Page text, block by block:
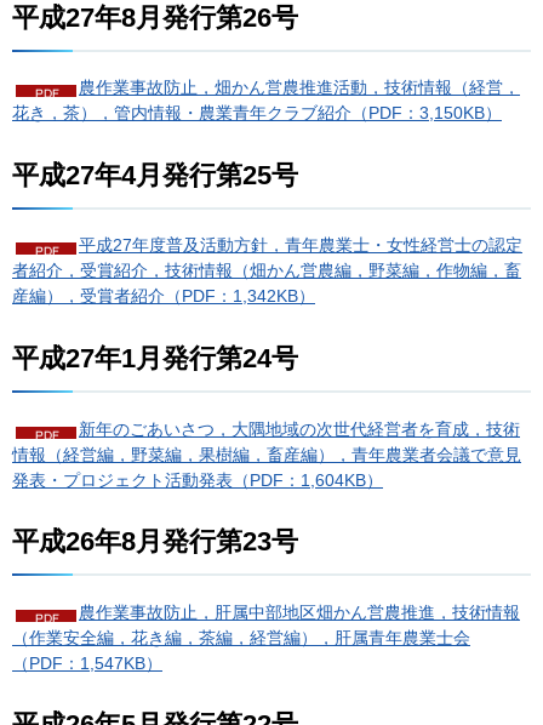
平成27年8月発行第26号
農作業事故防止，畑かん営農推進活動，技術情報（経営，
花き，茶），管内情報・農業青年クラブ紹介（PDF：3,150KB）
平成27年4月発行第25号
平成27年度普及活動方針，青年農業士・女性経営士の認定
者紹介，受賞紹介，技術情報（畑かん営農編，野菜編，作物編，畜
産編），受賞者紹介（PDF：1,342KB）
平成27年1月発行第24号
新年のごあいさつ，大隅地域の次世代経営者を育成，技術
情報（経営編，野菜編，果樹編，畜産編），青年農業者会議で意見
発表・プロジェクト活動発表（PDF：1,604KB）
平成26年8月発行第23号
農作業事故防止，肝属中部地区畑かん営農推進，技術情報
（作業安全編，花き編，茶編，経営編），肝属青年農業士会
（PDF：1,547KB）